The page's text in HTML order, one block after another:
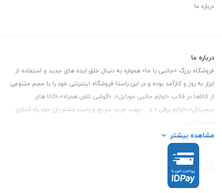
درباره ما
درباره ما
فروشگاه بزرگ «جانبی با ما» همواره به دنبال خلق ایده های جدید و استفاده از
ابزار به روز و کارآمد بوده و در این راستا فروشگاه اینترنتی خود را با حجم متنوعی
از کالاها در قالب «لوازم جانبی موبایل»، «گوشی تلفن همراه»،«کالا های
دیجیتال»،«لوازم برقی » و… جهت خرید سریع و راحت مشتریان خود راه اندازی
این فروشگاه تمام تلاش خود را نموده تا کالاهایی با کیفیت و با حداقل قیمت
عرضه نماید.
تلفن تماس :3847 088 0912
و ملی طبقه زیرین عکاسی
مشاهده بیشتر